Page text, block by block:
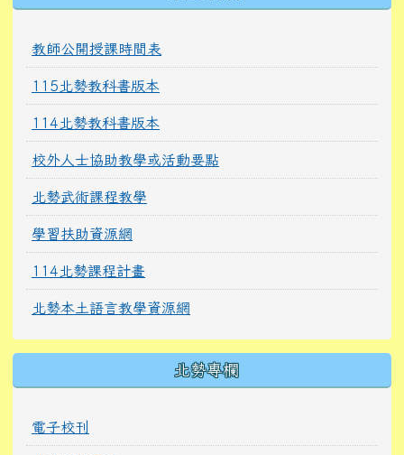
教師公開授課時間表
115北勢教科書版本
114北勢教科書版本
校外人士協助教學或活動要點
北勢武術課程教學
學習扶助資源網
114北勢課程計畫
北勢本土語言教學資源網
北勢專欄
電子校刊